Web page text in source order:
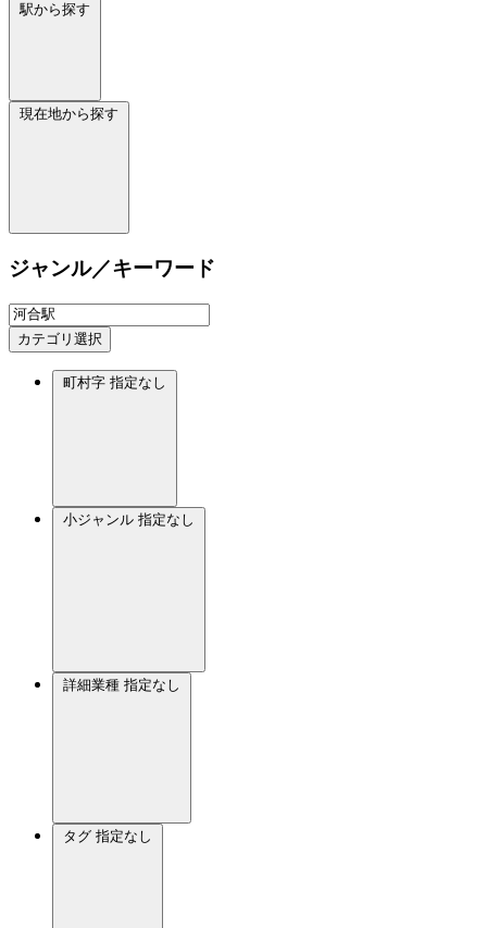
駅から探す
現在地から探す
ジャンル／キーワード
カテゴリ選択
町村字 指定なし
小ジャンル 指定なし
詳細業種 指定なし
タグ 指定なし